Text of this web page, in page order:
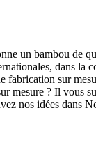
un bambou de
dans la
fabrication sur
mesure ? Il vous
nos idées dans